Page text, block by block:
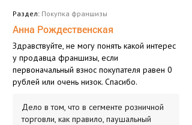
Раздел: Покупка франшизы
Анна Рождественская
Здравствуйте, не могу понять какой интерес
у продавца франшизы, если
первоначальный взнос покупателя равен 0
рублей или очень низок. Спасибо.
Дело в том, что в сегменте розничной
торговли, как правило, паушальный